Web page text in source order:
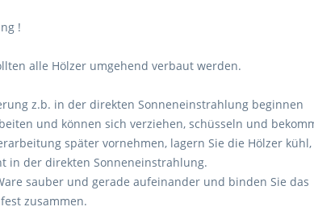
!
alle Hölzer umgehend verbaut werden.
z.b. in der direkten Sonneneinstrahlung beginnen
und können sich verziehen, schüsseln und
später vornehmen, lagern Sie die Hölzer kühl,
in der direkten Sonneneinstrahlung.
sauber und gerade aufeinander und binden Sie das
zusammen.